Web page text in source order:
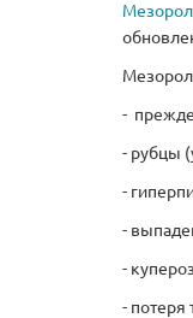
-
- рубцы
-
-
-
- потеря